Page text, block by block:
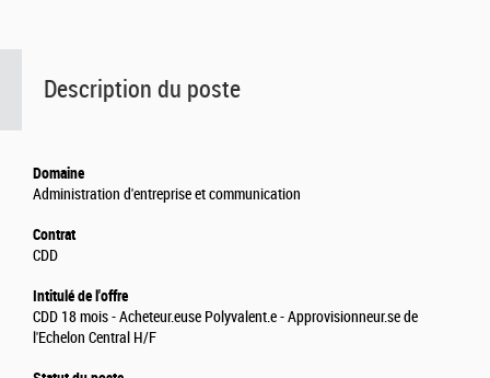
Description du poste
Domaine
Administration d'entreprise et communication
Contrat
CDD
Intitulé de l'offre
CDD 18 mois - Acheteur.euse Polyvalent.e - Approvisionneur.se de
l'Echelon Central H/F